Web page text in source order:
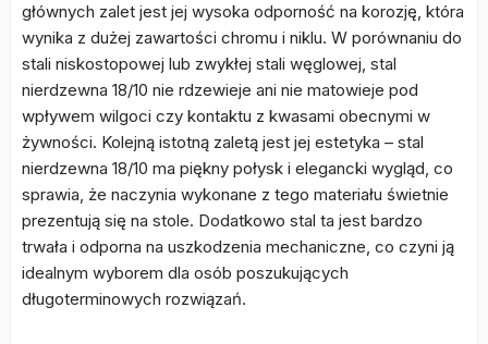
głównych zalet jest jej wysoka odporność na korozję, która
wynika z dużej zawartości chromu i niklu. W porównaniu do
stali niskostopowej lub zwykłej stali węglowej, stal
nierdzewna 18/10 nie rdzewieje ani nie matowieje pod
wpływem wilgoci czy kontaktu z kwasami obecnymi w
żywności. Kolejną istotną zaletą jest jej estetyka – stal
nierdzewna 18/10 ma piękny połysk i elegancki wygląd, co
sprawia, że naczynia wykonane z tego materiału świetnie
prezentują się na stole. Dodatkowo stal ta jest bardzo
trwała i odporna na uszkodzenia mechaniczne, co czyni ją
idealnym wyborem dla osób poszukujących
długoterminowych rozwiązań.